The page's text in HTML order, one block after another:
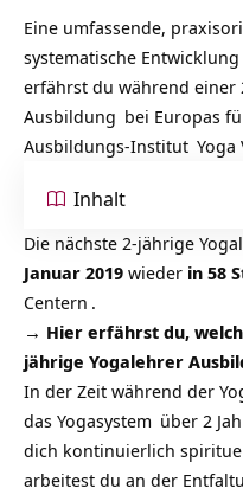
Eine umfassende,
systematische
erfährst du während einer
Ausbildung bei Europas
Ausbildungs-Institut Yoga
Inhalt
Die nächste 2-jährige
Januar 2019 wieder in 58
Centern .
→ Hier erfährst du,
jährige Yogalehrer
In der Zeit während der
das Yogasystem über 2
dich kontinuierlich
arbeitest du an der